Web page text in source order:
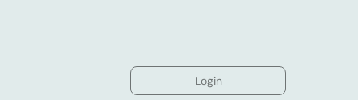
Login